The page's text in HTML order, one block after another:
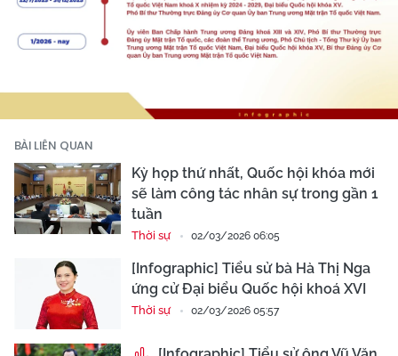
BÀI LIÊN QUAN
Kỳ họp thứ nhất, Quốc hội khóa mới
sẽ làm công tác nhân sự trong gần 1
tuần
Thời sự 02/03/2026 06:05
[Infographic] Tiểu sử bà Hà Thị Nga
ứng cử Đại biểu Quốc hội khoá XVI
Thời sự 02/03/2026 05:57